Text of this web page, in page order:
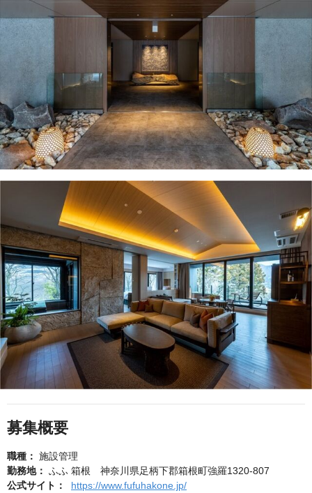
募集概要
職種： 施設管理
勤務地： ふふ 箱根 神奈川県足柄下郡箱根町強羅1320-807
公式サイト：
https://www.fufuhakone.jp/